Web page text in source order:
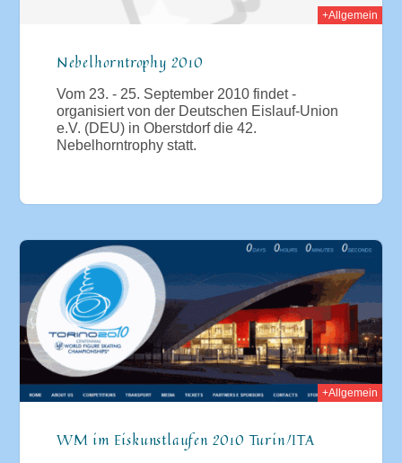
+Allgemein
Nebelhorntrophy 2010
Vom 23. - 25. September 2010 findet -
organisiert von der Deutschen Eislauf-Union
e.V. (DEU) in Oberstdorf die 42.
Nebelhorntrophy statt.
+Allgemein
WM im Eiskunstlaufen 2010 Turin/ITA